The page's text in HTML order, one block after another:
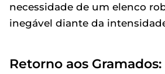
necessidade de um elenco
inegável diante da
Retorno aos